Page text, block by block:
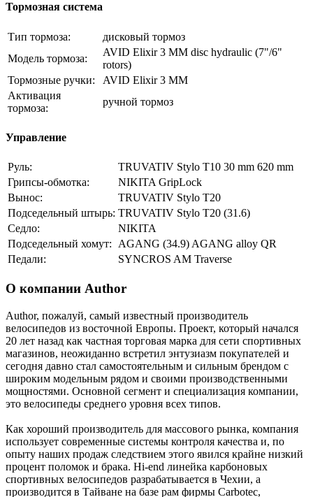
Тормозная система
Тип тормоза:
дисковый тормоз
Модель тормоза:
AVID Elixir 3 MM disc hydraulic (7"/6"
rotors)
Тормозные ручки:
AVID Elixir 3 MM
Активация
тормоза:
ручной тормоз
Управление
Руль:
TRUVATIV Stylo T10 30 mm 620 mm
Грипсы-обмотка:
NIKITA GripLock
Вынос:
TRUVATIV Stylo T20
Подседельный штырь: TRUVATIV Stylo T20 (31.6)
Седло:
NIKITA
Подседельный хомут:
AGANG (34.9) AGANG alloy QR
Педали:
SYNCROS AM Traverse
О компании Author
Author, пожалуй, самый известный производитель
велосипедов из восточной Европы. Проект, который начался
20 лет назад как частная торговая марка для сети спортивных
магазинов, неожиданно встретил энтузиазм покупателей и
сегодня давно стал самостоятельным и сильным брендом с
широким модельным рядом и своими производственными
мощностями. Основной сегмент и специализация компании,
это велосипеды среднего уровня всех типов.
Как хороший производитель для массового рынка, компания
использует современные системы контроля качества и, по
опыту наших продаж следствием этого явился крайне низкий
процент поломок и брака. Hi-end линейка карбоновых
спортивных велосипедов разрабатывается в Чехии, а
производится в Тайване на базе рам фирмы Carbotec,